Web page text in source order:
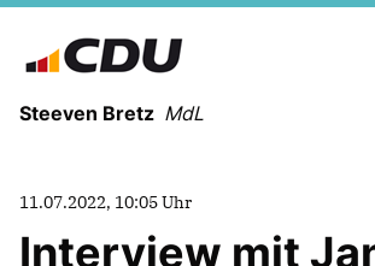
Steeven Bretz MdL
11.07.2022, 10:05 Uhr
Interview mit